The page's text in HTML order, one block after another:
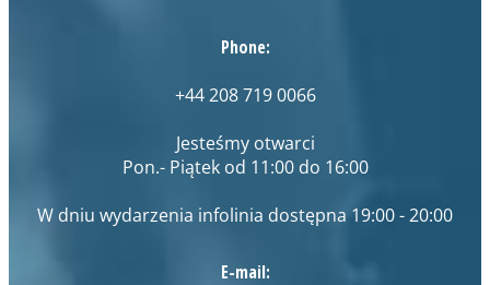
Phone:
+44 208 719 0066
Jesteśmy otwarci
Pon.- Piątek od 11:00 do 16:00
W dniu wydarzenia infolinia dostępna 19:00 - 20:00
E-mail: